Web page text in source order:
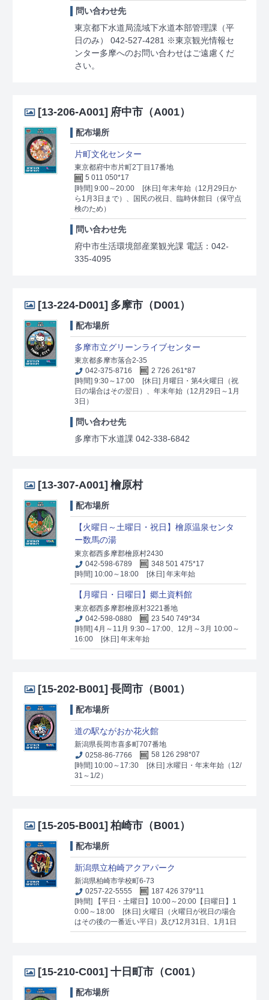
問い合わせ先
東京都下水道局流域下水道本部管理課（平
日のみ） 042-527-4281 ※東京観光情報セ
ンター多摩へのお問い合わせはご遠慮くだ
さい。
[13-206-A001] 府中市（A001）
配布場所
片町文化センター
東京都府中市片町2丁目17番地
5 011 050*17
[時間] 9:00～20:00
[休日] 年末年始（12月29日か
ら1月3日まで）、国民の祝日、臨時休館日（保守点
検のため）
問い合わせ先
府中市生活環境部産業観光課 電話：042-
335-4095
[13-224-D001] 多摩市（D001）
配布場所
多摩市立グリーンライブセンター
東京都多摩市落合2-35
042-375-8716
2 726 261*87
[時間] 9:30～17:00
[休日] 月曜日・第4火曜日（祝
日の場合はその翌日）、年末年始（12月29日～1月
3日）
問い合わせ先
多摩市下水道課 042-338-6842
[13-307-A001] 檜原村
配布場所
【火曜日～土曜日・祝日】檜原温泉センタ
ー数馬の湯
東京都西多摩郡檜原村2430
042-598-6789
348 501 475*17
[時間] 10:00～18:00
[休日] 年末年始
【月曜日・日曜日】郷土資料館
東京都西多摩郡檜原村3221番地
042-598-0880
23 540 749*34
[時間] 4月～11月 9:30～17:00、12月～3月 10:00～
16:00
[休日] 年末年始
[15-202-B001] 長岡市（B001）
配布場所
道の駅ながおか花火館
新潟県長岡市喜多町707番地
0258-86-7766
58 126 298*07
[時間] 10:00～17:30
[休日] 水曜日・年末年始（12/
31～1/2）
[15-205-B001] 柏崎市（B001）
配布場所
新潟県立柏崎アクアパーク
新潟県柏崎市学校町6-73
0257-22-5555
187 426 379*11
[時間] 【平日・土曜日】10:00～20:00【日曜日】1
0:00～18:00
[休日] 火曜日（火曜日が祝日の場合
はその後の一番近い平日）及び12月31日、1月1日
[15-210-C001] 十日町市（C001）
配布場所